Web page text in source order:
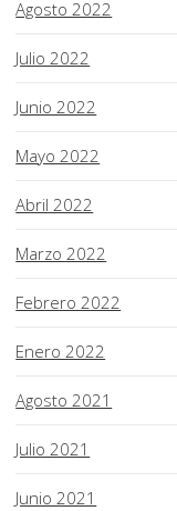
Agosto 2022
Julio 2022
Junio 2022
Mayo 2022
Abril 2022
Marzo 2022
Febrero 2022
Enero 2022
Agosto 2021
Julio 2021
Junio 2021